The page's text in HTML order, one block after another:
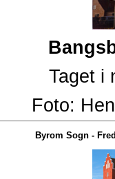
Taget i
Foto:
Byrom Sogn -